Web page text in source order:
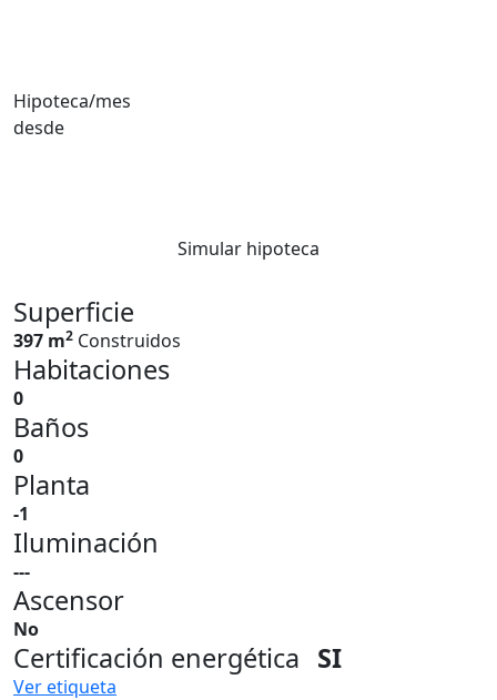
Hipoteca/mes
desde
Simular hipoteca
Superficie
397 m2 Construidos
Habitaciones
0
Baños
0
Planta
-1
Iluminación
---
Ascensor
No
Certificación energética SI
Ver etiqueta